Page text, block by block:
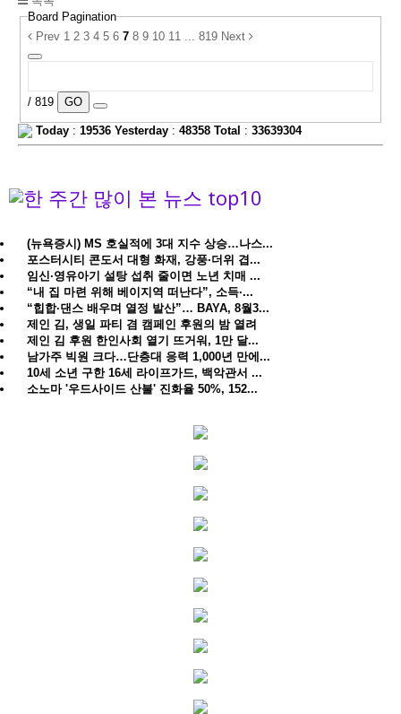
Board Pagination
Prev 1 2 3 4 5 6 7 8 9 10 11 ... 819 Next
/ 819 GO
Today : 19536 Yesterday : 48358 Total : 33639304
(뉴욕증시) MS 호실적에 3대 지수 상승…나스...
포스터시티 콘도서 대형 화재, 강풍·더위 겹...
임신·영유아기 설탕 섭취 줄이면 노년 치매 ...
“내 집 마련 위해 베이지역 떠난다”, 소득·...
“힙합·댄스 배우며 열정 발산”… BAYA, 8월3...
제인 김, 생일 파티 겸 캠페인 후원의 밤 열려
제인 김 후원 한인사회 열기 뜨거워, 1만 달...
남가주 빅원 크다…단층대 응력 1,000년 만에...
10세 소년 구한 16세 라이프가드, 백악관서 ...
소노마 '우드사이드 산불' 진화율 50%, 152...